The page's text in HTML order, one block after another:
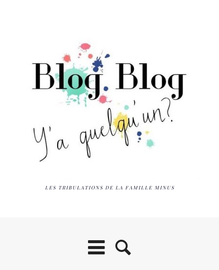
LES TRIBULATIONS DE LA FAMILLE MINUS